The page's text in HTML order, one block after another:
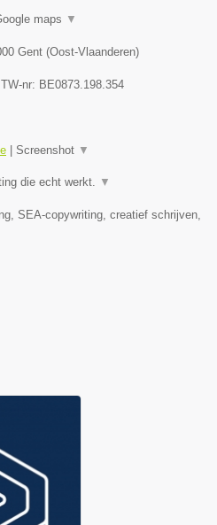
maps ▼
Gent (Oost-Vlaanderen)
nr: BE0873.198.354
Screenshot ▼
die echt werkt. ▼
SEA-copywriting, creatief schrijven,